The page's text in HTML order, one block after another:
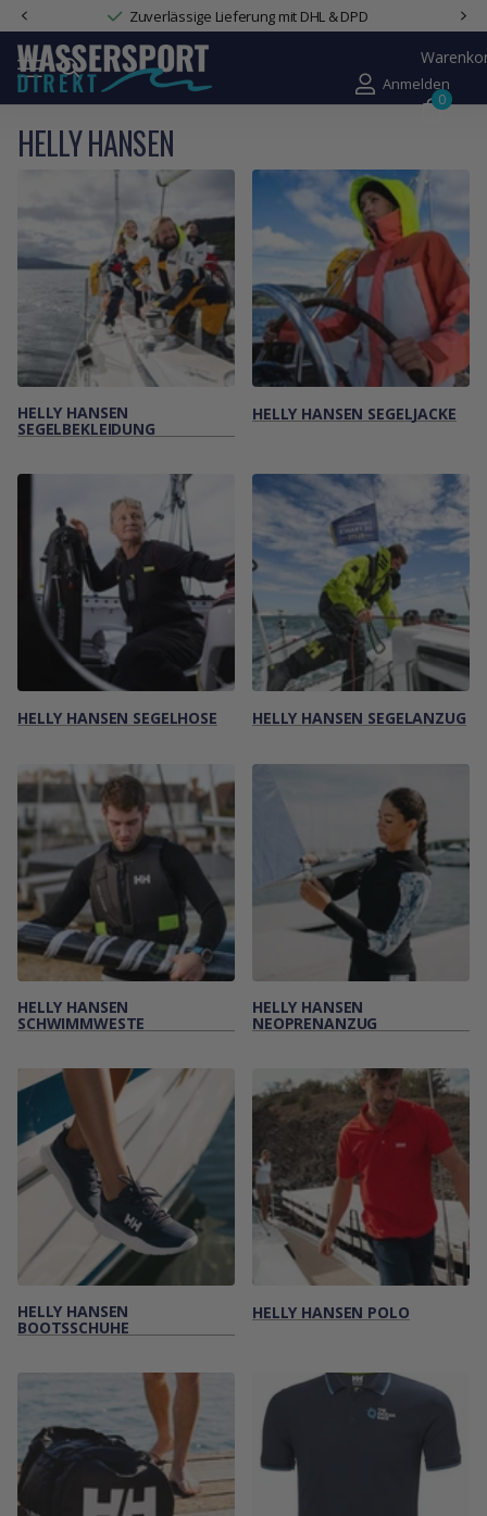
Zuverlässige Lieferung mit DHL & DPD
Anmelden
0
HELLY HANSEN
HELLY HANSEN
SEGELBEKLEIDUNG
HELLY HANSEN SEGELJACKE
HELLY HANSEN SEGELHOSE HELLY HANSEN SEGELANZUG
HELLY HANSEN
SCHWIMMWESTE
HELLY HANSEN
NEOPRENANZUG
HELLY HANSEN
BOOTSSCHUHE
HELLY HANSEN POLO